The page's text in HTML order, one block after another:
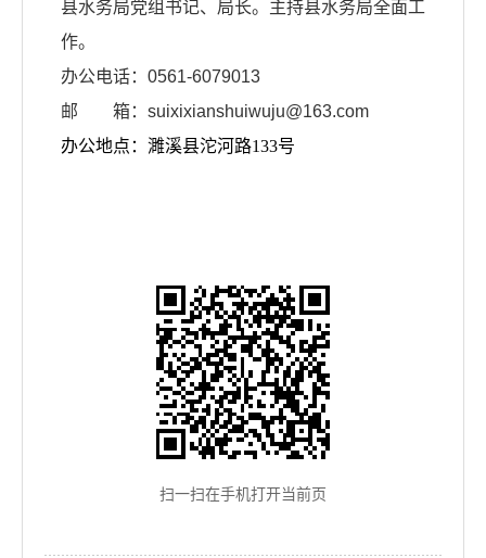
县水务局党组书记、局长。主持县水务局全面工
作。
办公电话：0561-6079013
邮 箱：suixixianshuiwuju@163.com
办公地点：濉溪县沱河路133号
扫一扫在手机打开当前页